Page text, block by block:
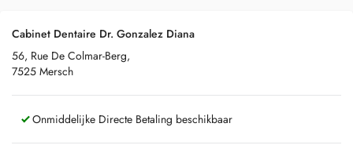
Cabinet Dentaire Dr. Gonzalez Diana
56, Rue De Colmar-Berg,
7525 Mersch
Onmiddelijke Directe Betaling beschikbaar